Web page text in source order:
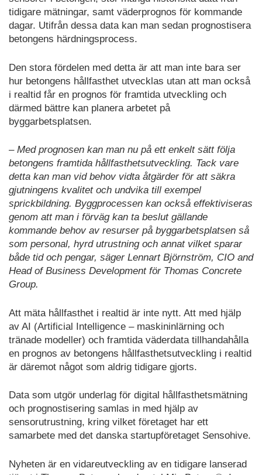
tidigare mätningar, samt väderprognos för kommande
dagar. Utifrån dessa data kan man sedan prognostisera
betongens härdningsprocess.
Den stora fördelen med detta är att man inte bara ser
hur betongens hållfasthet utvecklas utan att man också
i realtid får en prognos för framtida utveckling och
därmed bättre kan planera arbetet på
byggarbetsplatsen.
– Med prognosen kan man nu på ett enkelt sätt följa
betongens framtida hållfasthetsutveckling. Tack vare
detta kan man vid behov vidta åtgärder för att säkra
gjutningens kvalitet och undvika till exempel
sprickbildning. Byggprocessen kan också effektiviseras
genom att man i förväg kan ta beslut gällande
kommande behov av resurser på byggarbetsplatsen så
som personal, hyrd utrustning och annat vilket sparar
både tid och pengar, säger Lennart Björnström, CIO and
Head of Business Development för Thomas Concrete
Group.
Att mäta hållfasthet i realtid är inte nytt. Att med hjälp
av AI (Artificial Intelligence – maskininlärning och
tränade modeller) och framtida väderdata tillhandahålla
en prognos av betongens hållfasthetsutveckling i realtid
är däremot något som aldrig tidigare gjorts.
Data som utgör underlag för digital hållfasthetsmätning
och prognostisering samlas in med hjälp av
sensorutrustning, kring vilket företaget har ett
samarbete med det danska startupföretaget Sensohive.
Nyheten är en vidareutveckling av en tidigare lanserad